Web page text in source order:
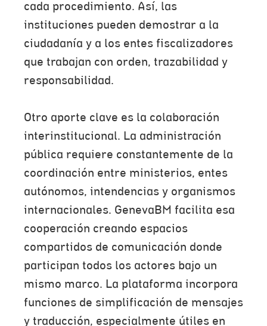
cada procedimiento. Así, las
instituciones pueden demostrar a la
ciudadanía y a los entes fiscalizadores
que trabajan con orden, trazabilidad y
responsabilidad.
Otro aporte clave es la colaboración
interinstitucional. La administración
pública requiere constantemente de la
coordinación entre ministerios, entes
autónomos, intendencias y organismos
internacionales. GenevaBM facilita esa
cooperación creando espacios
compartidos de comunicación donde
participan todos los actores bajo un
mismo marco. La plataforma incorpora
funciones de simplificación de mensajes
y traducción, especialmente útiles en